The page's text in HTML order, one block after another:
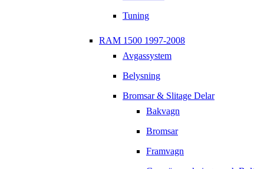
Tuning
RAM 1500 1997-2008
Avgassystem
Belysning
Bromsar & Slitage Delar
Bakvagn
Bromsar
Framvagn